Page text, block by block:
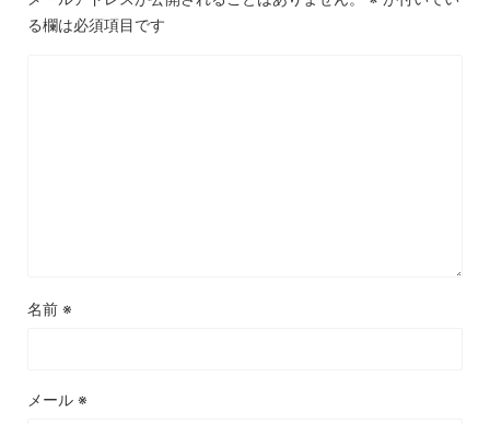
る欄は必須項目です
名前 ※
メール ※